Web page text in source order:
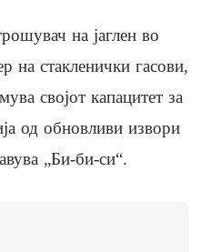
на јаглен во
на стакленички гасови,
својот капацитет за
од обновливи извори
„Би-би-си“.